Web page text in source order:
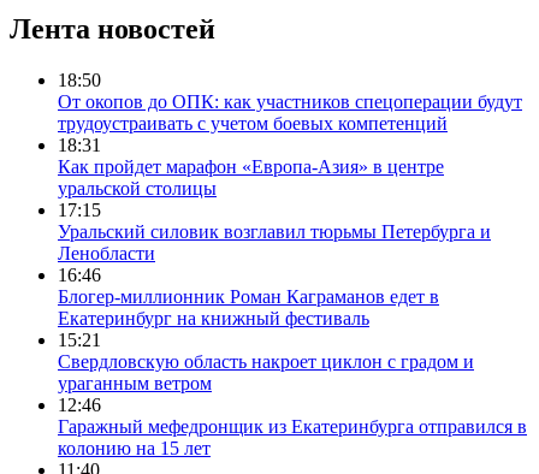
Лента новостей
18:50
От окопов до ОПК: как участников спецоперации будут
трудоустраивать с учетом боевых компетенций
18:31
Как пройдет марафон «Европа-Азия» в центре
уральской столицы
17:15
Уральский силовик возглавил тюрьмы Петербурга и
Ленобласти
16:46
Блогер-миллионник Роман Каграманов едет в
Екатеринбург на книжный фестиваль
15:21
Свердловскую область накроет циклон с градом и
ураганным ветром
12:46
Гаражный мефедронщик из Екатеринбурга отправился в
колонию на 15 лет